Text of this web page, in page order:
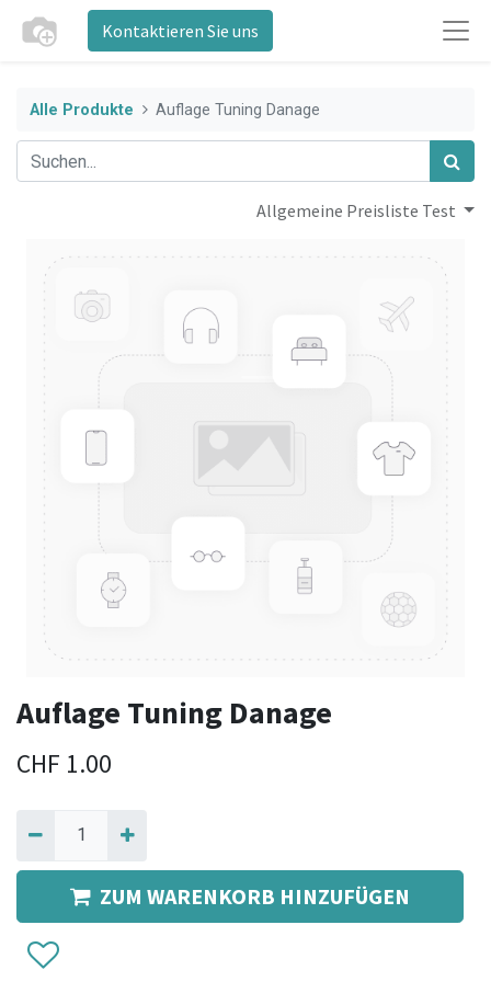
Kontaktieren Sie uns
Alle Produkte Auflage Tuning Danage
Allgemeine Preisliste Test
Auflage Tuning Danage
CHF 1.00
ZUM WARENKORB HINZUFÜGEN